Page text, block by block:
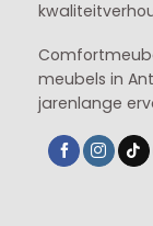
meubels in
jarenlange